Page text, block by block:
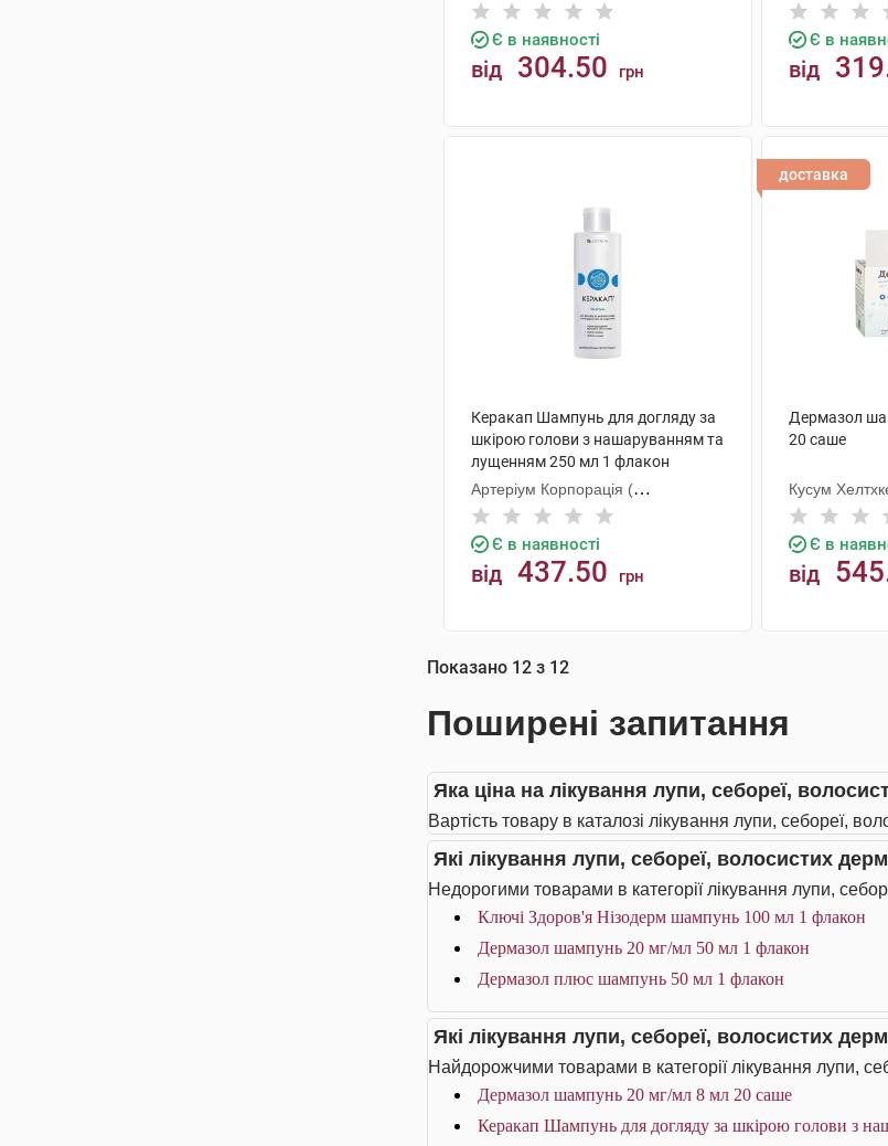
Є в наявності
від 304.50 грн
Є в
від
Керакап Шампунь для догляду за
шкірою голови з нашаруванням та
лущенням 250 мл 1 флакон
Артеріум Корпорація (
КМП+Галичфарм)
Є в наявності
від 437.50 грн
доставка
Дермазол
20 саше
Кусум
Є в
від
Показано 12 з 12
Поширені запитання
Яка ціна на лікування лупи, себореї,
Вартість товару в каталозі лікування лупи, себореї,
Які лікування лупи, себореї, волосистих
Недорогими товарами в категорії лікування лупи,
Ключі Здоров'я Нізодерм шампунь 100 мл 1 флакон
Дермазол шампунь 20 мг/мл 50 мл 1 флакон
Дермазол плюс шампунь 50 мл 1 флакон
Які лікування лупи, себореї, волосистих
Найдорожчими товарами в категорії лікування лупи,
Дермазол шампунь 20 мг/мл 8 мл 20 саше
Керакап Шампунь для догляду за шкірою голови з